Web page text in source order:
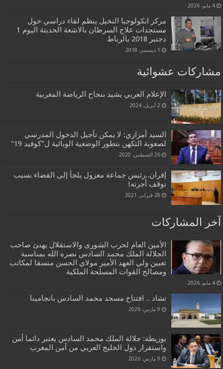
4 مايو، 2026
مركز انكولوجيا النخيل ينظم لقاء دراسي حول
مستجدات علاج السرطان بالاشعة الحديتة اليوم 1
دجنبر 2018 بالرباط
1 ديسمبر، 2018
مشاركات عشوائية
الإعلام العربي يشيد بنجاح الرياضة المغربية
2 أبريل، 2024
السيد أمزازي: لا يمكن تأجيل الدخول المدرسي
لصعوبة التكهن بتطور الوضعية الوبائية ل”كوفيد 19″
26 أغسطس، 2020
إفران..رئيس جماعة معزول يلجأ إلى القضاء بسبب
توقف أجرته!
28 فبراير، 2021
آخر المشاركات
الأمين العام لحزب الشورى والاستقلال يهنئ صاحب
الجلالة الملك محمد السادس نصره الله بمناسبة
تعيين ولي العهد الأمير مولاي الحسن منسقا لمكاتب
ومصالح القوات المسلحة الملكية
4 مايو، 2026
تشاد .. افتتاح مسجد محمد السادس بانجامينا
9 مارس، 2026
بوريطة: جلالة الملك محمد السادس يعتبر دائما أمن
واستقرار دول الخليج العربي من أمن المغرب
9 مارس، 2026